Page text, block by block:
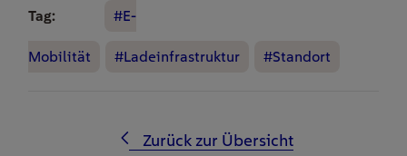
Tag: #E-
Mobilität #Ladeinfrastruktur #Standort
Zurück zur Übersicht